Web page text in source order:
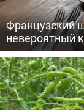
Французский
невероятный